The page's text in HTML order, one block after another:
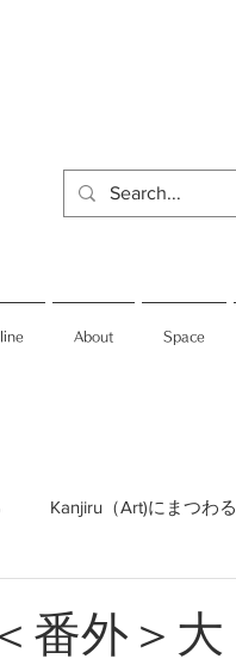
About Space
Kanjiru（Art)にまつわる
番外＞大